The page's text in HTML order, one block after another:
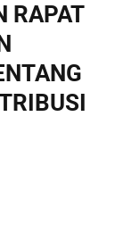
RAPAT